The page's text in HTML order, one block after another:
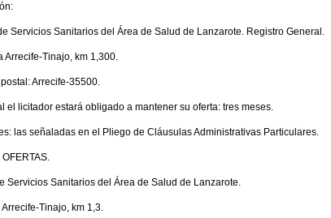
Servicios Sanitarios del Área de Salud de Lanzarote. Registro General.
Arrecife-Tinajo, km 1,300.
Arrecife-35500.
el licitador estará obligado a mantener su oferta: tres meses.
las señaladas en el Pliego de Cláusulas Administrativas Particulares.
Servicios Sanitarios del Área de Salud de Lanzarote.
Tinajo, km 1,3.